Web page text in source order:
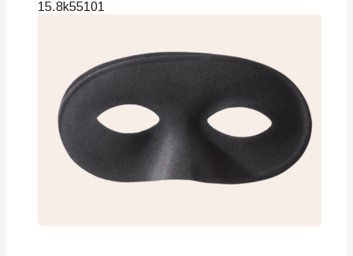
15.8k55101